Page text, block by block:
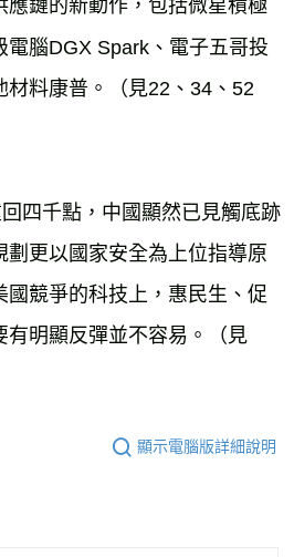
應鏈的新動作，包括微星積極
電腦DGX Spark、電子五哥投
材料康普。（見22、34、52
四千點，中國顯然已見觸底跡
劃更以國家安全為上位指導原
國競爭的科技上，惠民生、促
有明顯反彈並不容易。（見
顯示電腦版詳細說明